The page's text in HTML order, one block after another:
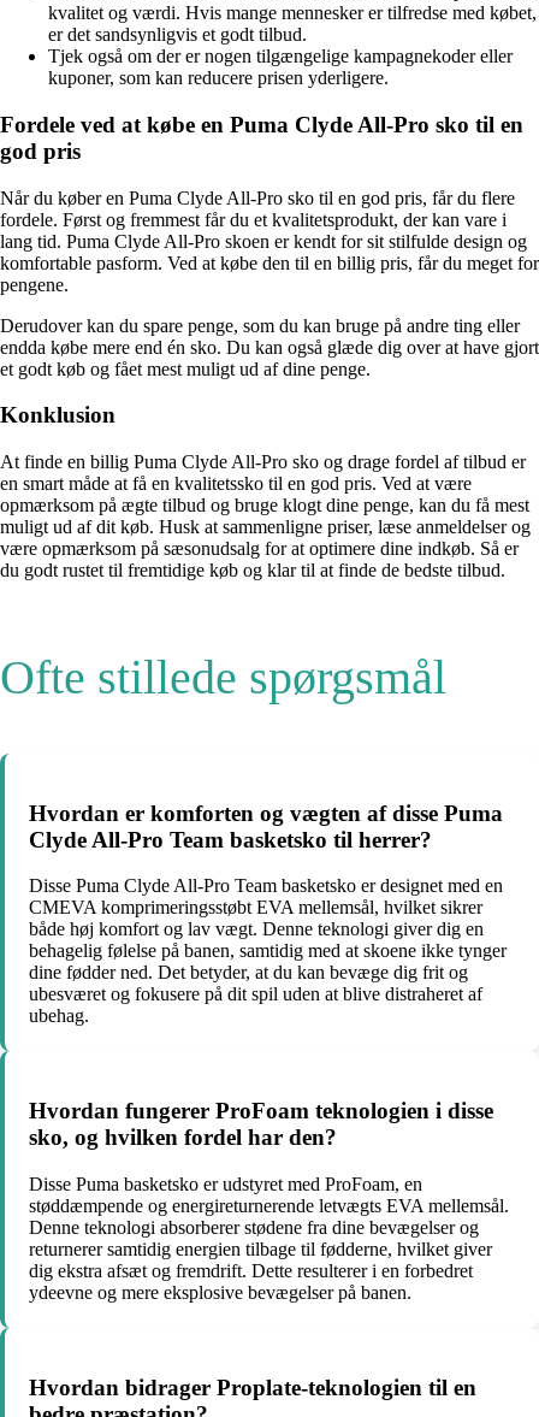
kvalitet og værdi. Hvis mange mennesker er tilfredse med købet,
er det sandsynligvis et godt tilbud.
Tjek også om der er nogen tilgængelige kampagnekoder eller
kuponer, som kan reducere prisen yderligere.
Fordele ved at købe en Puma Clyde All-Pro sko til en
god pris
Når du køber en Puma Clyde All-Pro sko til en god pris, får du flere
fordele. Først og fremmest får du et kvalitetsprodukt, der kan vare i
lang tid. Puma Clyde All-Pro skoen er kendt for sit stilfulde design og
komfortable pasform. Ved at købe den til en billig pris, får du meget for
pengene.
Derudover kan du spare penge, som du kan bruge på andre ting eller
endda købe mere end én sko. Du kan også glæde dig over at have gjort
et godt køb og fået mest muligt ud af dine penge.
Konklusion
At finde en billig Puma Clyde All-Pro sko og drage fordel af tilbud er
en smart måde at få en kvalitetssko til en god pris. Ved at være
opmærksom på ægte tilbud og bruge klogt dine penge, kan du få mest
muligt ud af dit køb. Husk at sammenligne priser, læse anmeldelser og
være opmærksom på sæsonudsalg for at optimere dine indkøb. Så er
du godt rustet til fremtidige køb og klar til at finde de bedste tilbud.
Ofte stillede spørgsmål
Hvordan er komforten og vægten af disse Puma
Clyde All-Pro Team basketsko til herrer?
Disse Puma Clyde All-Pro Team basketsko er designet med en
CMEVA komprimeringsstøbt EVA mellemsål, hvilket sikrer
både høj komfort og lav vægt. Denne teknologi giver dig en
behagelig følelse på banen, samtidig med at skoene ikke tynger
dine fødder ned. Det betyder, at du kan bevæge dig frit og
ubesværet og fokusere på dit spil uden at blive distraheret af
ubehag.
Hvordan fungerer ProFoam teknologien i disse
sko, og hvilken fordel har den?
Disse Puma basketsko er udstyret med ProFoam, en
støddæmpende og energireturnerende letvægts EVA mellemsål.
Denne teknologi absorberer stødene fra dine bevægelser og
returnerer samtidig energien tilbage til fødderne, hvilket giver
dig ekstra afsæt og fremdrift. Dette resulterer i en forbedret
ydeevne og mere eksplosive bevægelser på banen.
Hvordan bidrager Proplate-teknologien til en